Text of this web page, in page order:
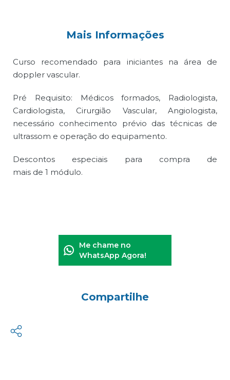
Mais Informações
Curso recomendado para iniciantes na área de
doppler vascular.
Pré Requisito: Médicos formados, Radiologista,
Cardiologista, Cirurgião Vascular, Angiologista,
necessário conhecimento prévio das técnicas de
ultrassom e operação do equipamento.
Descontos especiais para compra de
mais de 1 módulo.
Me chame no
WhatsApp Agora!
Compartilhe